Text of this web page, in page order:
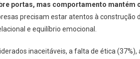
portas, mas comportamento mantém
precisam estar atentos à construção
e equilíbrio emocional.
inaceitáveis, a falta de ética